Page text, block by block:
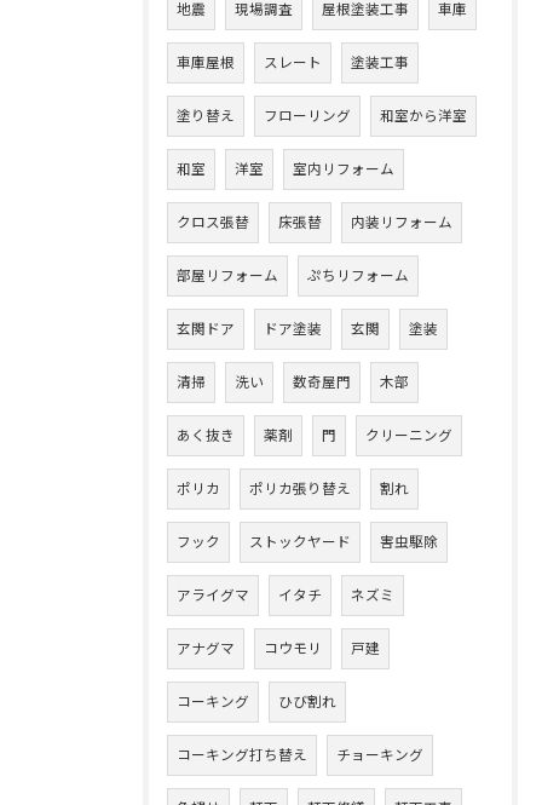
地震 現場調査 屋根塗装工事 車庫
車庫屋根 スレート 塗装工事
塗り替え フローリング 和室から洋室
和室 洋室 室内リフォーム
クロス張替 床張替 内装リフォーム
部屋リフォーム ぷちリフォーム
玄関ドア ドア塗装 玄関 塗装
清掃 洗い 数奇屋門 木部
あく抜き 薬剤 門 クリーニング
ポリカ ポリカ張り替え 割れ
フック ストックヤード 害虫駆除
アライグマ イタチ ネズミ
アナグマ コウモリ 戸建
コーキング ひび割れ
コーキング打ち替え チョーキング